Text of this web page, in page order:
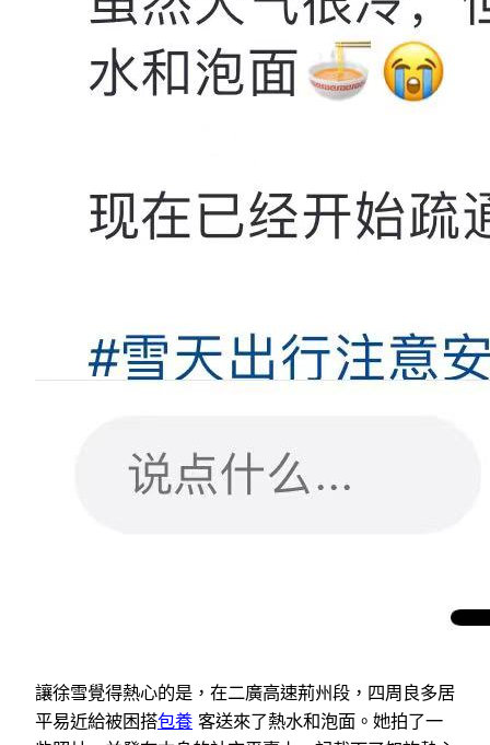
讓徐雪覺得熱心的是，在二廣高速荊州段，四周良多居
平易近給被困搭包養 客送來了熱水和泡面。她拍了一